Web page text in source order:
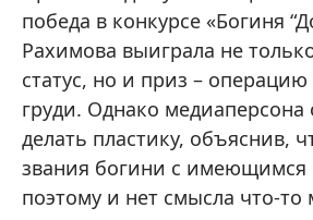
победа в конкурсе «Богиня
Рахимова выиграла не
статус, но и приз –
груди. Однако медиаперсона
делать пластику, объяснив,
звания богини с имеющимся
поэтому и нет смысла что-то